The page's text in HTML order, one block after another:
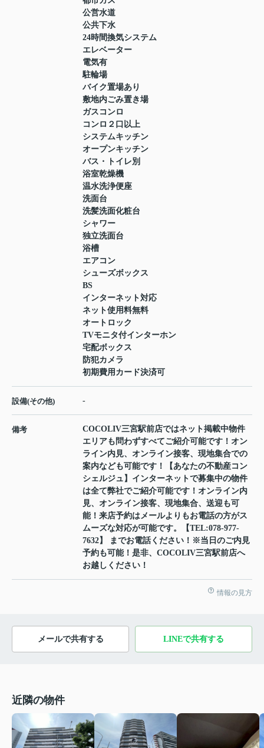
公営水道
公共下水
24時間換気システム
エレベーター
電気有
駐輪場
バイク置場あり
敷地内ごみ置き場
ガスコンロ
コンロ２口以上
システムキッチン
オープンキッチン
バス・トイレ別
浴室乾燥機
温水洗浄便座
洗面台
洗髪洗面化粧台
シャワー
独立洗面台
浴槽
エアコン
シューズボックス
BS
インターネット対応
ネット使用料無料
オートロック
TVモニタ付インターホン
宅配ボックス
防犯カメラ
初期費用カード決済可
設備(その他) -
備考
COCOLIV三宮駅前店ではネット掲載中物件
エリアも問わずすべてご紹介可能です！オン
ライン内見、オンライン接客、現地集合での
案内なども可能です！【あなたの不動産コン
シェルジュ】インターネットで募集中の物件
は全て弊社でご紹介可能です！オンライン内
見、オンライン接客、現地集合、送迎も可
能！来店予約はメールよりもお電話の方がス
ムーズな対応が可能です。【TEL:078-977-
7632】 までお電話ください！※当日のご内見
予約も可能！是非、COCOLIV三宮駅前店へ
お越しください！
情報の見方
メールで共有する LINEで共有する
近隣の物件